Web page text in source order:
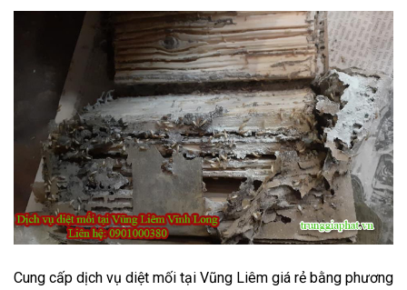
Cung cấp dịch vụ diệt mối tại Vũng Liêm giá rẻ bằng phương